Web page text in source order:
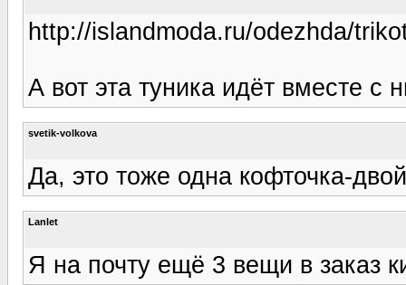
http://islandmoda.ru/odezhda/
А вот эта туника идёт вместе с
svetik-volkova
Да, это тоже одна кофточка-
Lanlet
Я на почту ещё 3 вещи в заказ